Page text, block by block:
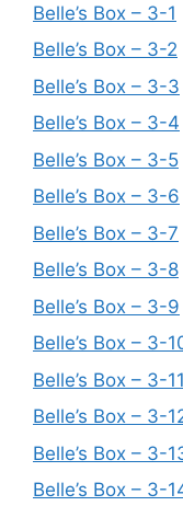
Belle’s Box – 3-1
Belle’s Box – 3-2
Belle’s Box – 3-3
Belle’s Box – 3-4
Belle’s Box – 3-5
Belle’s Box – 3-6
Belle’s Box – 3-7
Belle’s Box – 3-8
Belle’s Box – 3-9
Belle’s Box – 3-
Belle’s Box – 3-11
Belle’s Box – 3-
Belle’s Box – 3-
Belle’s Box – 3-